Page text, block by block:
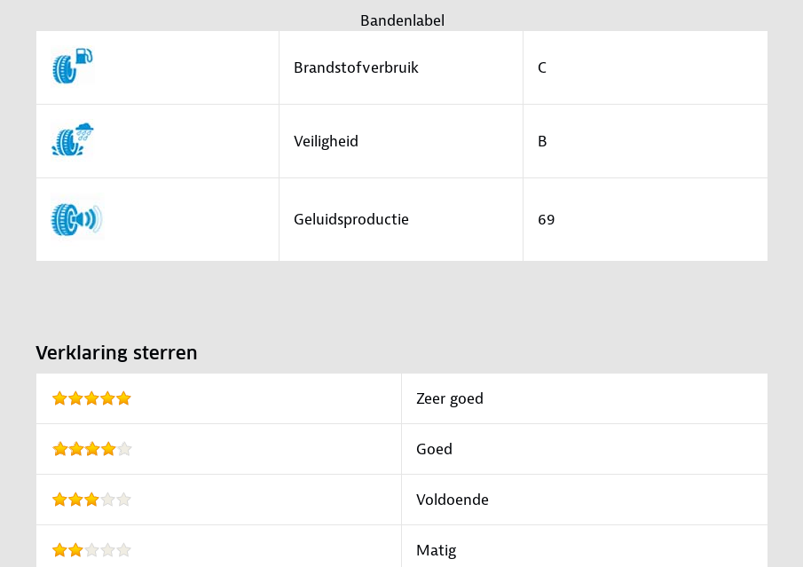
Bandenlabel
Brandstofverbruik C
Veiligheid B
Geluidsproductie 69
Verklaring sterren
Zeer goed
Goed
Voldoende
Matig